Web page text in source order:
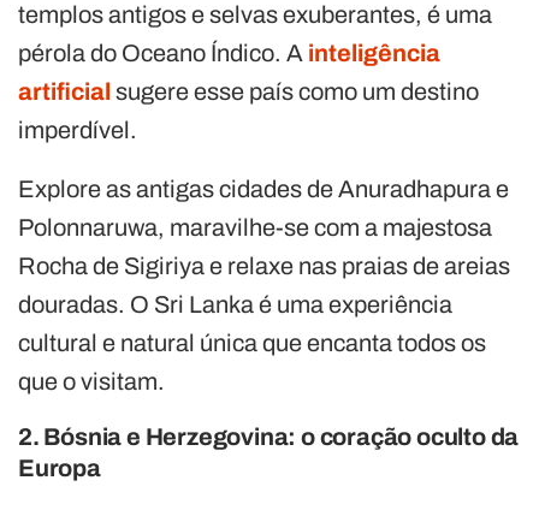
templos antigos e selvas exuberantes, é uma
pérola do Oceano Índico. A inteligência
artificial sugere esse país como um destino
imperdível.
Explore as antigas cidades de Anuradhapura e
Polonnaruwa, maravilhe-se com a majestosa
Rocha de Sigiriya e relaxe nas praias de areias
douradas. O Sri Lanka é uma experiência
cultural e natural única que encanta todos os
que o visitam.
2. Bósnia e Herzegovina: o coração oculto da
Europa